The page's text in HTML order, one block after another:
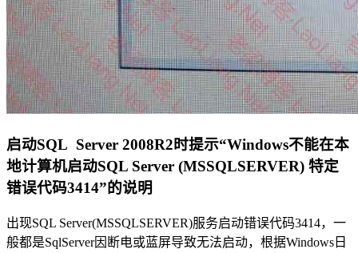
启动SQL Server 2008R2时提示“Windows不能在本
地计算机启动SQL Server (MSSQLSERVER) 特定
错误代码3414”的说明
出现SQL Server(MSSQLSERVER)服务启动错误代码3414，一
般都是SqlServer因断电或蓝屏导致无法启动，根据Windows日